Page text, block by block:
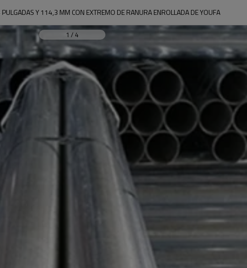
Y 114,3 MM CON EXTREMO DE RANURA ENROLLADA DE YOUFA
1 / 4